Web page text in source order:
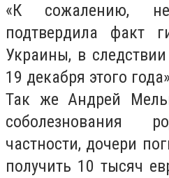
«К сожалению,
подтвердила факт
Украины, в
19 декабря этого
Так же Андрей
соболезнования
частности, дочери
получить 10 тысяч